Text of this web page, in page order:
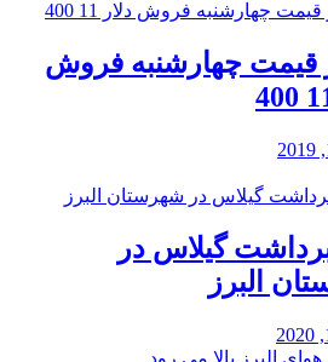
قیمت چهارشنبه فروش
برداشت گیلاس در
البرز